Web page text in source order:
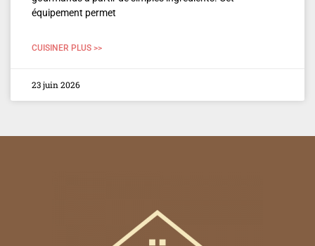
équipement permet
CUISINER PLUS >>
23 juin 2026